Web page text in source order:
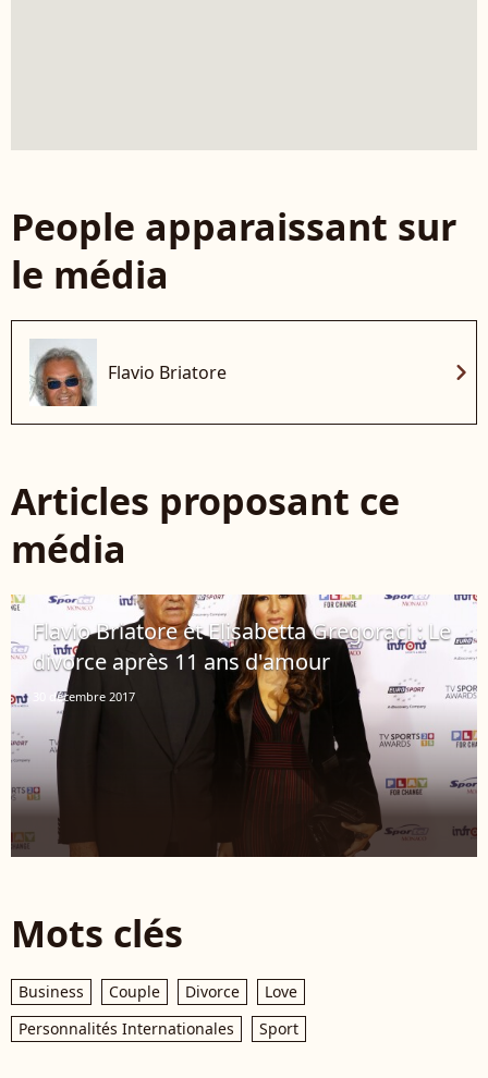
People apparaissant sur
le média
Flavio Briatore chevron_right
Articles proposant ce
média
Flavio Briatore et Elisabetta Gregoraci : Le
divorce après 11 ans d'amour
30 décembre 2017
Mots clés
Business Couple Divorce
Love
Personnalités Internationales
Sport